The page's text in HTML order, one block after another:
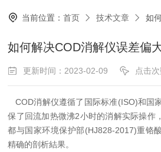
当前位置：首页 技术文章 如何
如何解决COD消解仪误差偏
更新时间：2023-02-09 点击
COD消解仪遵循了国际标准(ISO)和国
保了回流加热微沸2小时的消解实际操作
都与国家环境保护部(HJ828-2017)重铬
精确的剖析結果。